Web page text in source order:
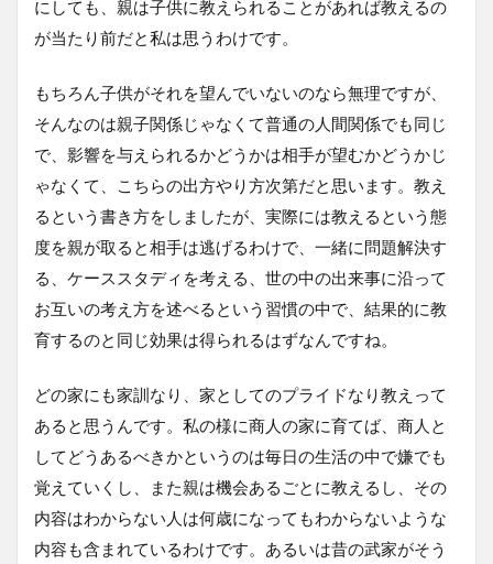
にしても、親は子供に教えられることがあれば教えるの
が当たり前だと私は思うわけです。
もちろん子供がそれを望んでいないのなら無理ですが、
そんなのは親子関係じゃなくて普通の人間関係でも同じ
で、影響を与えられるかどうかは相手が望むかどうかじ
ゃなくて、こちらの出方やり方次第だと思います。教え
るという書き方をしましたが、実際には教えるという態
度を親が取ると相手は逃げるわけで、一緒に問題解決す
る、ケーススタディを考える、世の中の出来事に沿って
お互いの考え方を述べるという習慣の中で、結果的に教
育するのと同じ効果は得られるはずなんですね。
どの家にも家訓なり、家としてのプライドなり教えって
あると思うんです。私の様に商人の家に育てば、商人と
してどうあるべきかというのは毎日の生活の中で嫌でも
覚えていくし、また親は機会あるごとに教えるし、その
内容はわからない人は何歳になってもわからないような
内容も含まれているわけです。あるいは昔の武家がそう